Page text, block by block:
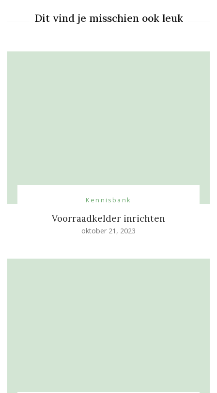
Dit vind je misschien ook leuk
Kennisbank
Voorraadkelder inrichten
oktober 21, 2023